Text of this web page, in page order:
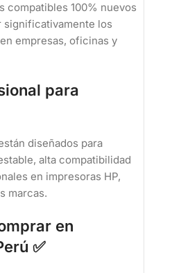
compatibles 100% nuevos
los
empresas, oficinas y
para
diseñados para
alta compatibilidad
en impresoras HP,
marcas.
en
✅